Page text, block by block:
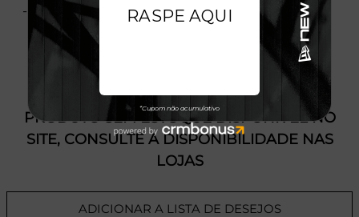
- Licença oficial
PRODUTO SEM ESTOQUE DÍSPONÍVEL NO
SITE, CONSULTE A DISPONIBILIDADE NAS
LOJAS
ADICIONAR A LISTA DE DESEJOS